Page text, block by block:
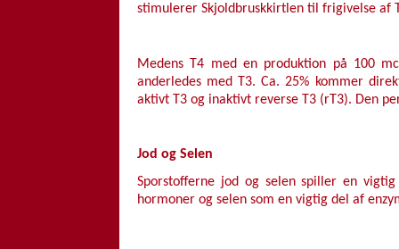
stimulerer Skjoldbruskkirtlen til frigivelse af
Medens T4 med en produktion på 100
anderledes med T3. Ca. 25% kommer
aktivt T3 og inaktivt reverse T3 (rT3). Den
Jod og Selen
Sporstofferne jod og selen spiller en
hormoner og selen som en vigtig del af